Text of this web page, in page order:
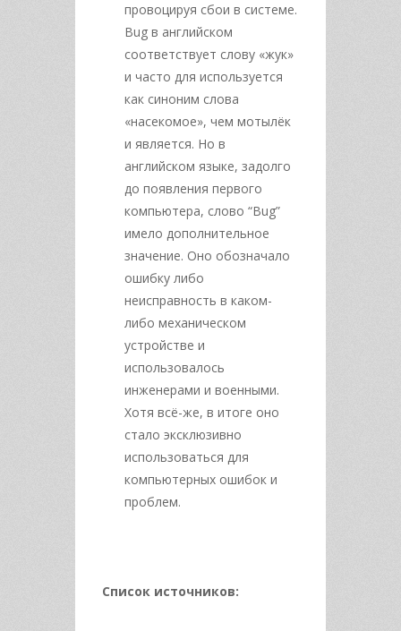
провоцируя сбои в системе.
Bug в английском
соответствует слову «жук»
и часто для используется
как синоним слова
«насекомое», чем мотылёк
и является. Но в
английском языке, задолго
до появления первого
компьютера, слово “Bug”
имело дополнительное
значение. Оно обозначало
ошибку либо
неисправность в каком-
либо механическом
устройстве и
использовалось
инженерами и военными.
Хотя всё-же, в итоге оно
стало эксклюзивно
использоваться для
компьютерных ошибок и
проблем.
Список источников: